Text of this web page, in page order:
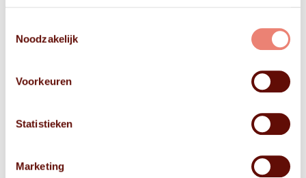
Noodzakelijk
Voorkeuren
Statistieken
Marketing